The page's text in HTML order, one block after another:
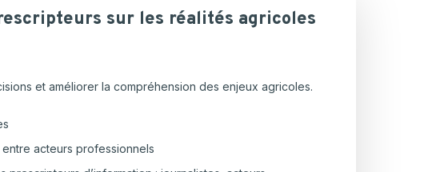
sur les réalités agricoles
et améliorer la compréhension des enjeux agricoles.
acteurs professionnels